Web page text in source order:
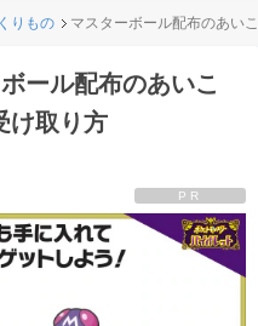
りもの マスターボール配布のあい
ール配布のあいこ
け取り方
PR